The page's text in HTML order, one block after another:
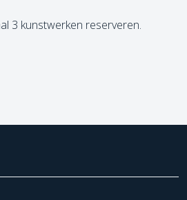
3 kunstwerken reserveren.